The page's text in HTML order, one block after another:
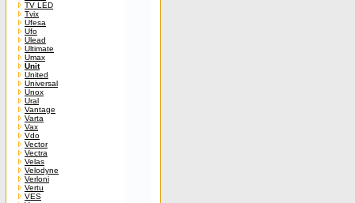
TV LED
Tvix
Ufesa
Ufo
Ulead
Ultimate
Umax
Unit
United
Universal
Unox
Ural
Vantage
Varta
Vax
Vdo
Vector
Vectra
Velas
Velodyne
Verloni
Vertu
VES